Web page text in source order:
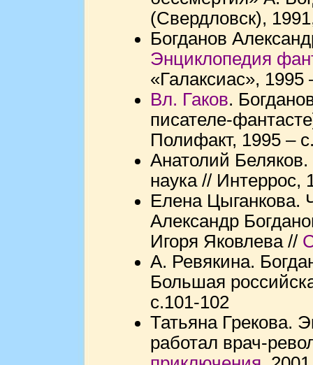
(Свердловск),
Богданов
Энциклопедия
«Галаксиас», 1995
Вл. Гаков.
писателе-
Полифакт, 1995 –
Анатолий
наука // Интеррос,
Елена Цыганкова.
Александр
Игоря Яковлева //
А. Ревякина.
Большая
с.101-102
Татьяна Грекова.
работал врач-